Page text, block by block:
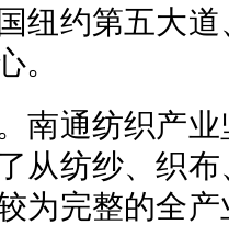
纽约第五大
。
南通纺织产
从纺纱、织
为完整的全